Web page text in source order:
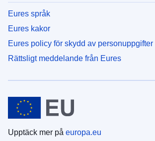
Eures språk
Eures kakor
Eures policy för skydd av personuppgifter
Rättsligt meddelande från Eures
Upptäck mer på europa.eu